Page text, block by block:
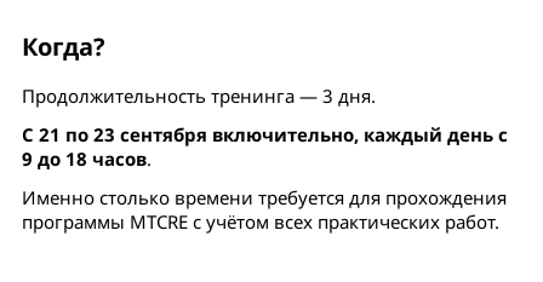
Когда?
Продолжительность тренинга — 3 дня.
С 21 по 23 сентября включительно, каждый день с
9 до 18 часов.
Именно столько времени требуется для прохождения
программы MTCRE с учётом всех практических работ.